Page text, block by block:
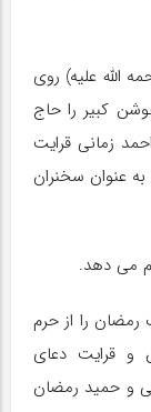
الله علیه) روی
کبیر را حاج
زمانی قرایت
عنوان سخنران
می دهد.
را از حرم
و قرایت دعای
و حمید رمضان